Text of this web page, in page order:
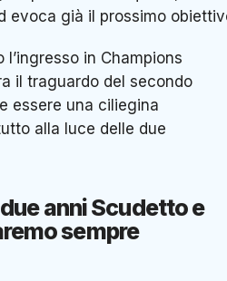
evoca già il prossimo
in Champions
il traguardo del secondo
essere una ciliegina
alla luce delle due
anni Scudetto e
sempre